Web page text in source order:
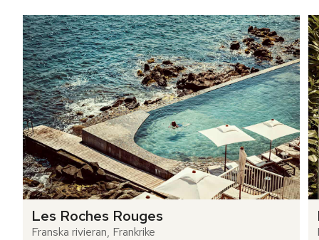
Les Roches Rouges
Franska rivieran, Frankrike